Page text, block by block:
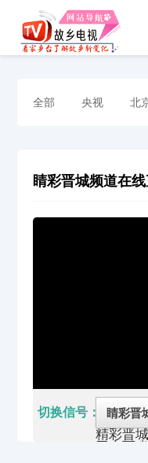
全部 央视 北
睛彩晋城频道在
切换信号：
精彩晋
于山西